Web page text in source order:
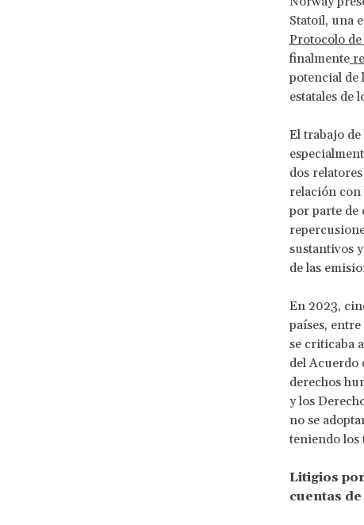
Statoil, una
Protocolo
finalmente
potencial de
estatales de
El trabajo de
dos
relación con
por parte de
sustantivos
de las
En 2023,
países,
se criticaba
del Acuerdo
derechos
y los
no se
teniendo
Litigios
cuentas